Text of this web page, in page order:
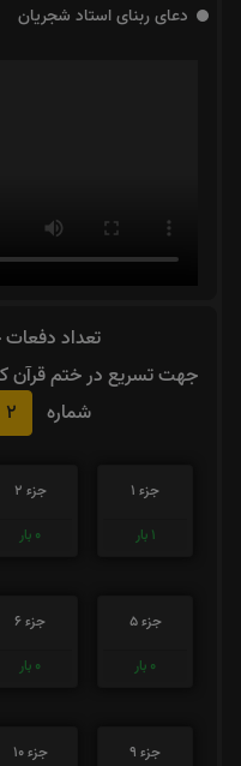
دعای ربنای استاد شجریان
تعداد
جهت تسریع در ختم قرآن
شماره
2
جزء 1
1 بار
جزء 2
0 بار
جزء 5
0 بار
جزء 6
0 بار
جزء 9
جزء 10